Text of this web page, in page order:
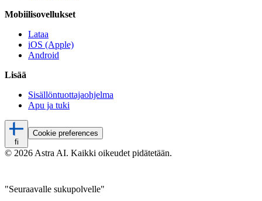
Mobiilisovellukset
Lataa
iOS (Apple)
Android
Lisää
Sisällöntuottajaohjelma
Apu ja tuki
fi
Cookie preferences
© 2026 Astra AI. Kaikki oikeudet pidätetään.
"Seuraavalle sukupolvelle"